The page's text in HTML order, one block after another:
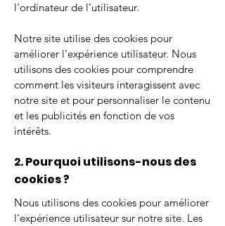
l'ordinateur de l’utilisateur.
Notre site utilise des cookies pour
améliorer l'expérience utilisateur. Nous
utilisons des cookies pour comprendre
comment les visiteurs interagissent avec
notre site et pour personnaliser le contenu
et les publicités en fonction de vos
intérêts.
2. Pourquoi utilisons-nous des
cookies ?
Nous utilisons des cookies pour améliorer
l'expérience utilisateur sur notre site. Les